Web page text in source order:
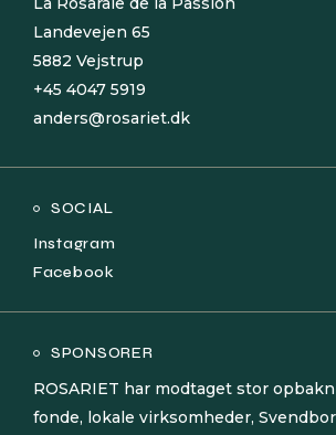
Landevejen 65
5882 Vejstrup
+45 4047 5919
anders@rosariet.dk
SOCIAL
Instagram
Facebook
SPONSORER
ROSARIET har modtaget stor
fonde, lokale virksomheder,